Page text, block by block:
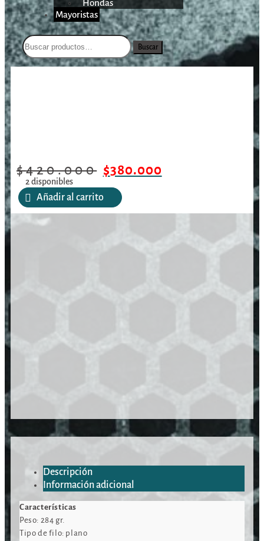
Hondas
Mayoristas
Buscar
$420.000 $380.000
2 disponibles
Añadir al carrito
Descripción
Información adicional
Características
Peso: 284 gr.
Tipo de filo: plano